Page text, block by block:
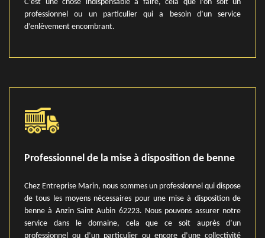
C’est une chose indispensable à faire, cela que l’on soit un
professionnel ou un particulier qui a besoin d’un service
d’enlèvement encombrant.
Professionnel de la mise à disposition de benne
Chez Entreprise Marin, nous sommes un professionnel qui dispose
de tous les moyens nécessaires pour une mise à disposition de
benne à Anzin Saint Aubin 62223. Nous pouvons assurer notre
service dans le domaine, cela que ce soit auprès d’un
professionnel ou d’un particulier ou encore d’une collectivité